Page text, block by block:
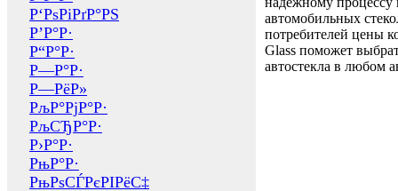
Р‘РѕРіРґР°РЅ
Р’Р°Р·
Р“Р°Р·
Р—Р°Р·
Р—РёР»
РљР°РјР°Р·
РљСЂР°Р·
Р›Р°Р·
РњР°Р·
РњРѕСЃРєРІРёС‡
автомобильных
потребителей цены
Glass поможет
автостекла в любом